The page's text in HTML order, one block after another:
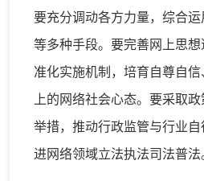
要充分调动各方力量，综合
等多种手段。要完善网上思
准化实施机制，培育自尊自
上的网络社会心态。要采取
举措，推动行政监管与行业
进网络领域立法执法司法普法